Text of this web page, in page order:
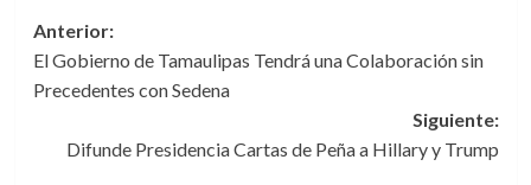
Navegación
de
entradas
Anterior:
El Gobierno de Tamaulipas Tendrá una Colaboración sin
Precedentes con Sedena
Siguiente:
Difunde Presidencia Cartas de Peña a Hillary y Trump